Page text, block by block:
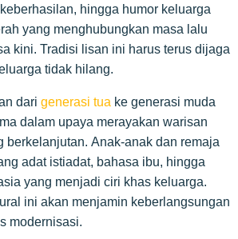
hingga humor keluarga
yang menghubungkan masa lalu
kini. Tradisi lisan ini harus terus dijaga
tidak hilang.
dari generasi tua ke generasi muda
dalam upaya merayakan warisan
berkelanjutan. Anak-anak dan remaja
adat istiadat, bahasa ibu, hingga
yang menjadi ciri khas keluarga.
ini akan menjamin keberlangsungan
modernisasi.